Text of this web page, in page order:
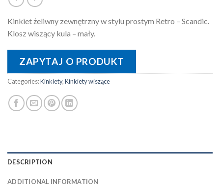
Kinkiet żeliwny zewnętrzny w stylu prostym Retro – Scandic.
Klosz wiszący kula – mały.
ZAPYTAJ O PRODUKT
Categories:Kinkiety,Kinkiety wiszące
DESCRIPTION
ADDITIONAL INFORMATION